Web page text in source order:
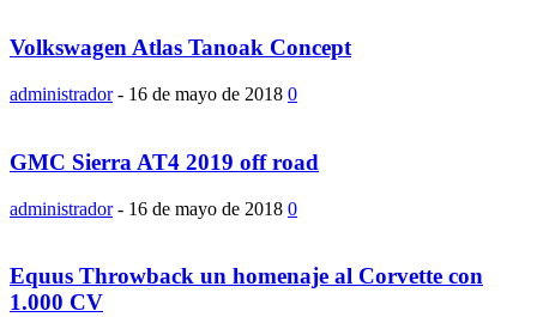
Volkswagen Atlas Tanoak Concept
administrador - 16 de mayo de 2018 0
GMC Sierra AT4 2019 off road
administrador - 16 de mayo de 2018 0
Equus Throwback un homenaje al Corvette con
1.000 CV